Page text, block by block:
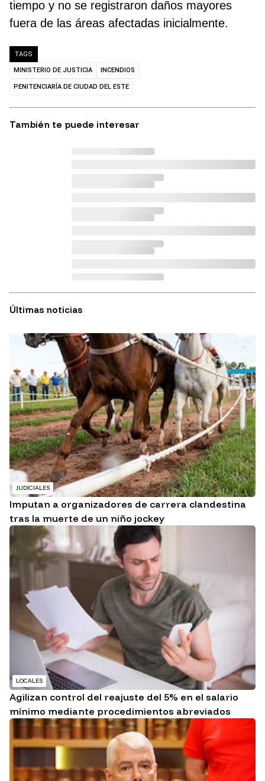
tiempo y no se registraron daños mayores
fuera de las áreas afectadas inicialmente.
TAGS
MINISTERIO DE JUSTICIA INCENDIOS
PENITENCIARÍA DE CIUDAD DEL ESTE
También te puede interesar
Últimas noticias
JUDICIALES
Imputan a organizadores de carrera clandestina
tras la muerte de un niño jockey
LOCALES
Agilizan control del reajuste del 5% en el salario
mínimo mediante procedimientos abreviados